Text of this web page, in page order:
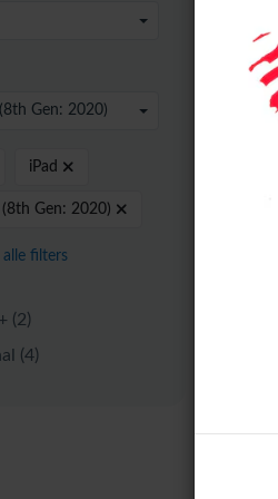
Gen: 2020)
iPad
(8th Gen: 2020)
alle filters
(2)
(4)